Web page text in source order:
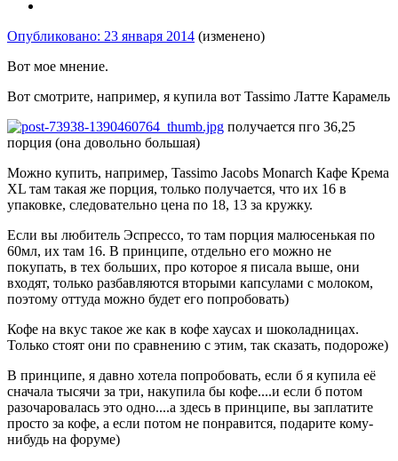
Опубликовано: 23 января 2014 (изменено)
Вот мое мнение.
Вот смотрите, например, я купила вот Tassimo Латте Карамель
получается пго 36,25
порция (она довольно большая)
Можно купить, например, Tassimo Jacobs Monarch Кафе Крема
XL там такая же порция, только получается, что их 16 в
упаковке, следовательно цена по 18, 13 за кружку.
Если вы любитель Эспресcо, то там порция малюсенькая по
60мл, их там 16. В принципе, отдельно его можно не
покупать, в тех больших, про которое я писала выше, они
входят, только разбавляются вторыми капсулами с молоком,
поэтому оттуда можно будет его попробовать)
Кофе на вкус такое же как в кофе хаусах и шоколадницах.
Только стоят они по сравнению с этим, так сказать, подороже)
В принципе, я давно хотела попробовать, если б я купила её
сначала тысячи за три, накупила бы кофе....и если б потом
разочаровалась это одно....а здесь в принципе, вы заплатите
просто за кофе, а если потом не понравится, подарите кому-
нибудь на форуме)